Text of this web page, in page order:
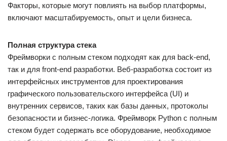
Факторы, которые могут повлиять на выбор платформы,
включают масштабируемость, опыт и цели бизнеса.
Полная структура стека
Фреймворки с полным стеком подходят как для back-end,
так и для front-end разработки. Веб-разработка состоит из
интерфейсных инструментов для проектирования
графического пользовательского интерфейса (UI) и
внутренних сервисов, таких как базы данных, протоколы
безопасности и бизнес-логика. Фреймворк Python с полным
стеком будет содержать все оборудование, необходимое